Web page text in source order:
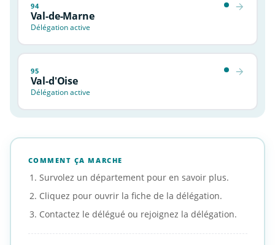
94
Val-de-Marne
Délégation active
95
Val-d'Oise
Délégation active
COMMENT ÇA MARCHE
Survolez un département pour en savoir plus.
Cliquez pour ouvrir la fiche de la délégation.
Contactez le délégué ou rejoignez la délégation.